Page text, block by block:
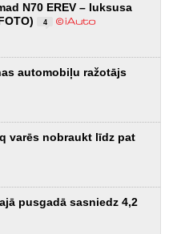
N70 EREV – luksusa
4
automobiļu ražotājs
varēs nobraukt līdz pat
pusgadā sasniedz 4,2